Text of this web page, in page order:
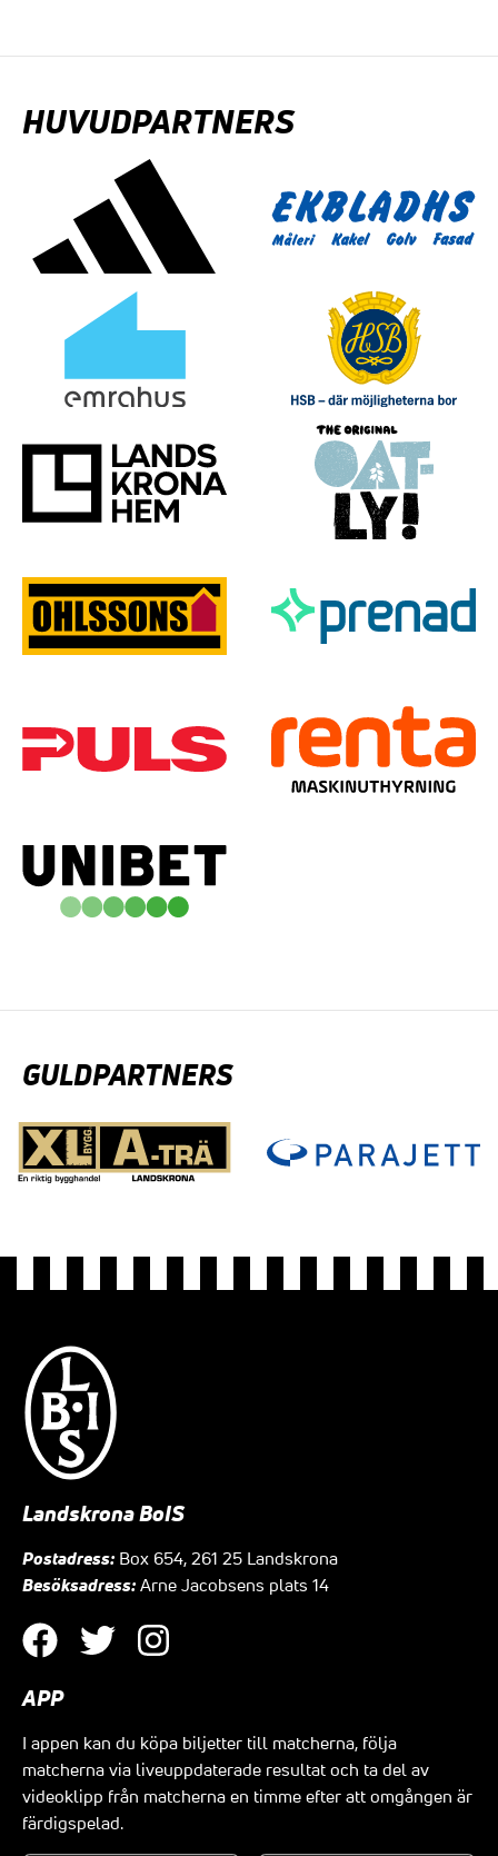
HUVUDPARTNERS
GULDPARTNERS
Landskrona BoIS
Postadress: Box 654, 261 25 Landskrona
Besöksadress: Arne Jacobsens plats 14
APP
I appen kan du köpa biljetter till matcherna, följa
matcherna via liveuppdaterade resultat och ta del av
videoklipp från matcherna en timme efter att omgången är
färdigspelad.